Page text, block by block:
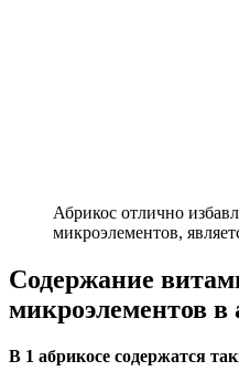
Абрикос отлично
микроэлементов,
Содержание
микроэлементов в
В 1 абрикосе содержатся